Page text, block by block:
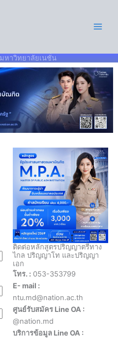
หาวิทยาลัยเนชั่น
ติดต่อหลักสูตรปริญญาตรีทาง
ไกล ปริญญาโท และปริญญา
เอก
โทร. : 053-353799
E- mail :
ntu.md@nation.ac.th
ศูนย์รับสมัคร Line OA :
@nation.md
บริการข้อมูล Line OA :